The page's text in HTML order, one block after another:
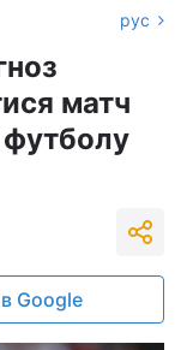
рус
матч
Google